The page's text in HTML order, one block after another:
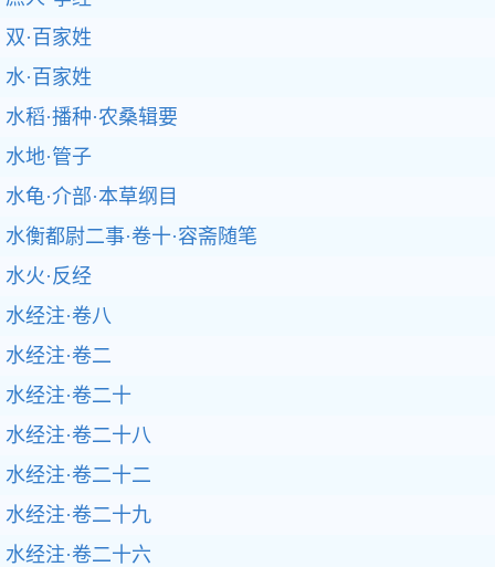
双·百家姓
水·百家姓
水稻·播种·农桑辑要
水地·管子
水龟·介部·本草纲目
水衡都尉二事·卷十·容斋随笔
水火·反经
水经注·卷八
水经注·卷二
水经注·卷二十
水经注·卷二十八
水经注·卷二十二
水经注·卷二十九
水经注·卷二十六